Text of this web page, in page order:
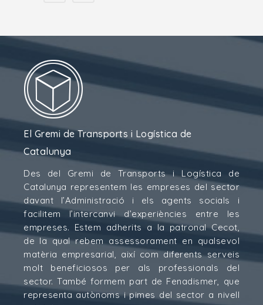
El Gremi de Transports i Logística de
Catalunya
Des del Gremi de Transports i Logística de
Catalunya representem les empreses del sector
davant l’Administració i els agents socials i
facilitem l’intercanvi d’experiències entre les
empreses. Estem adherits a la patronal Cecot,
de la qual rebem assessorament en qualsevol
matèria empresarial, així com diferents serveis
molt beneficiosos per als professionals del
sector. També formem part de Fenadismer, que
representa autònoms i pimes del sector a nivell